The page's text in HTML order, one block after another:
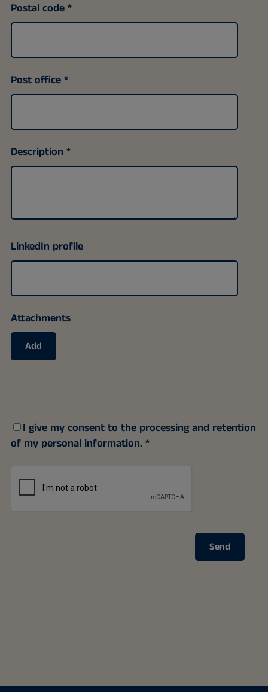
Postal code
Post office
Description
LinkedIn profile
Attachments
Add
I give my consent to the processing and retention
of my personal information.
Send